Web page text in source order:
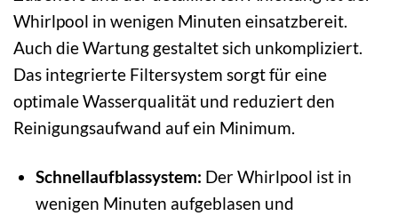
Whirlpool in wenigen Minuten einsatzbereit.
Auch die Wartung gestaltet sich unkompliziert.
Das integrierte Filtersystem sorgt für eine
optimale Wasserqualität und reduziert den
Reinigungsaufwand auf ein Minimum.
Schnellaufblassystem: Der Whirlpool ist in
wenigen Minuten aufgeblasen und